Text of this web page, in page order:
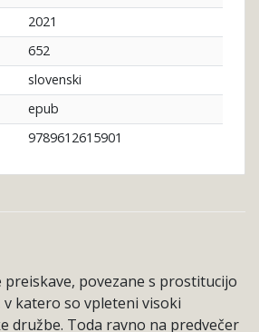
2021
652
slovenski
epub
9789612615901
preiskave, povezane s prostitucijo
katero so vpleteni visoki
družbe. Toda ravno na predvečer